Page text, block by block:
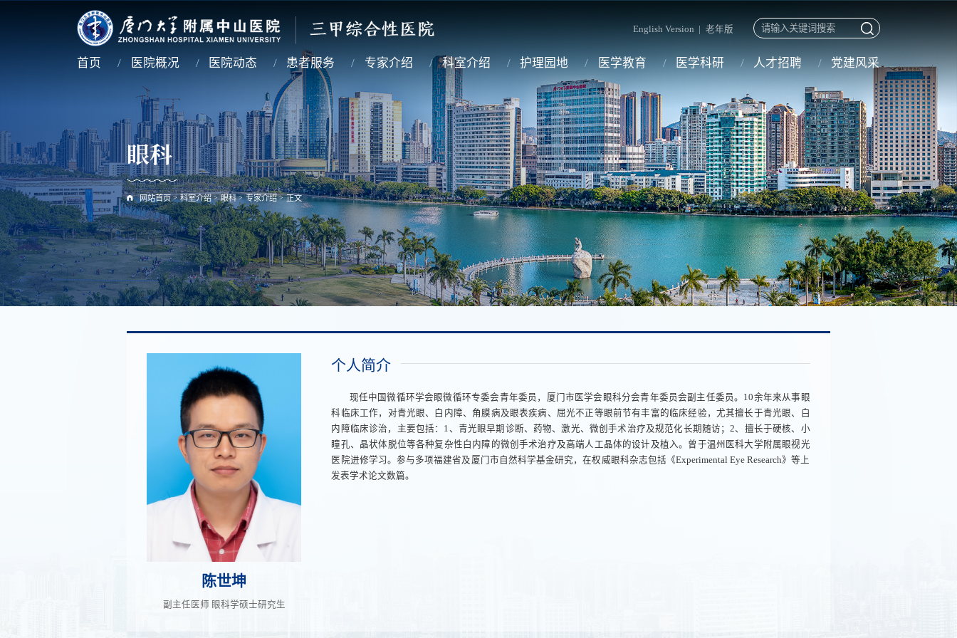
English Version 老年版
首页 医院概况 医院动态 患者服务 专家介绍 科室介绍 护理园地 医学教育 医学科研 人才招聘 党建风采
眼科
网站首页 > 科室介绍 > 眼科 > 专家介绍 > 正文
陈世坤
副主任医师 眼科学硕士研究生
个人简介
现任中国微循环学会眼微循环专委会青年委员，厦门市医学会眼科分会青年委员会副主任委员。10余年来从事眼
科临床工作，对青光眼、白内障、角膜病及眼表疾病、屈光不正等眼前节有丰富的临床经验，尤其擅长于青光眼、白
内障临床诊治，主要包括：1、青光眼早期诊断、药物、激光、微创手术治疗及规范化长期随访；2、擅长于硬核、小
瞳孔、晶状体脱位等各种复杂性白内障的微创手术治疗及高端人工晶体的设计及植入。曾于温州医科大学附属眼视光
医院进修学习。参与多项福建省及厦门市自然科学基金研究，在权威眼科杂志包括《Experimental Eye Research》等上
发表学术论文数篇。